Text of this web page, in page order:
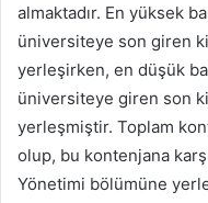
almaktadır. En yüksek
üniversiteye son giren
yerleşirken, en düşük
üniversiteye giren son
yerleşmiştir. Toplam
olup, bu kontenjana
Yönetimi bölümüne